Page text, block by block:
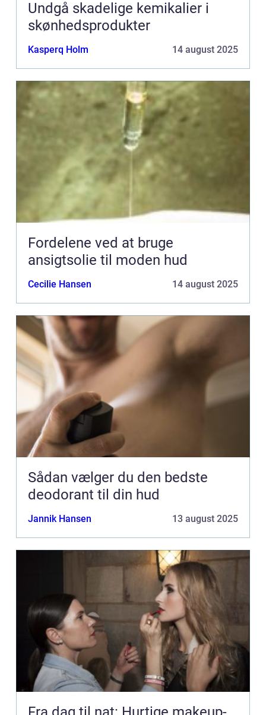
Undgå skadelige kemikalier i
skønhedsprodukter
Kasperq Holm 14 august 2025
Fordelene ved at bruge
ansigtsolie til moden hud
Cecilie Hansen 14 august 2025
Sådan vælger du den bedste
deodorant til din hud
Jannik Hansen 13 august 2025